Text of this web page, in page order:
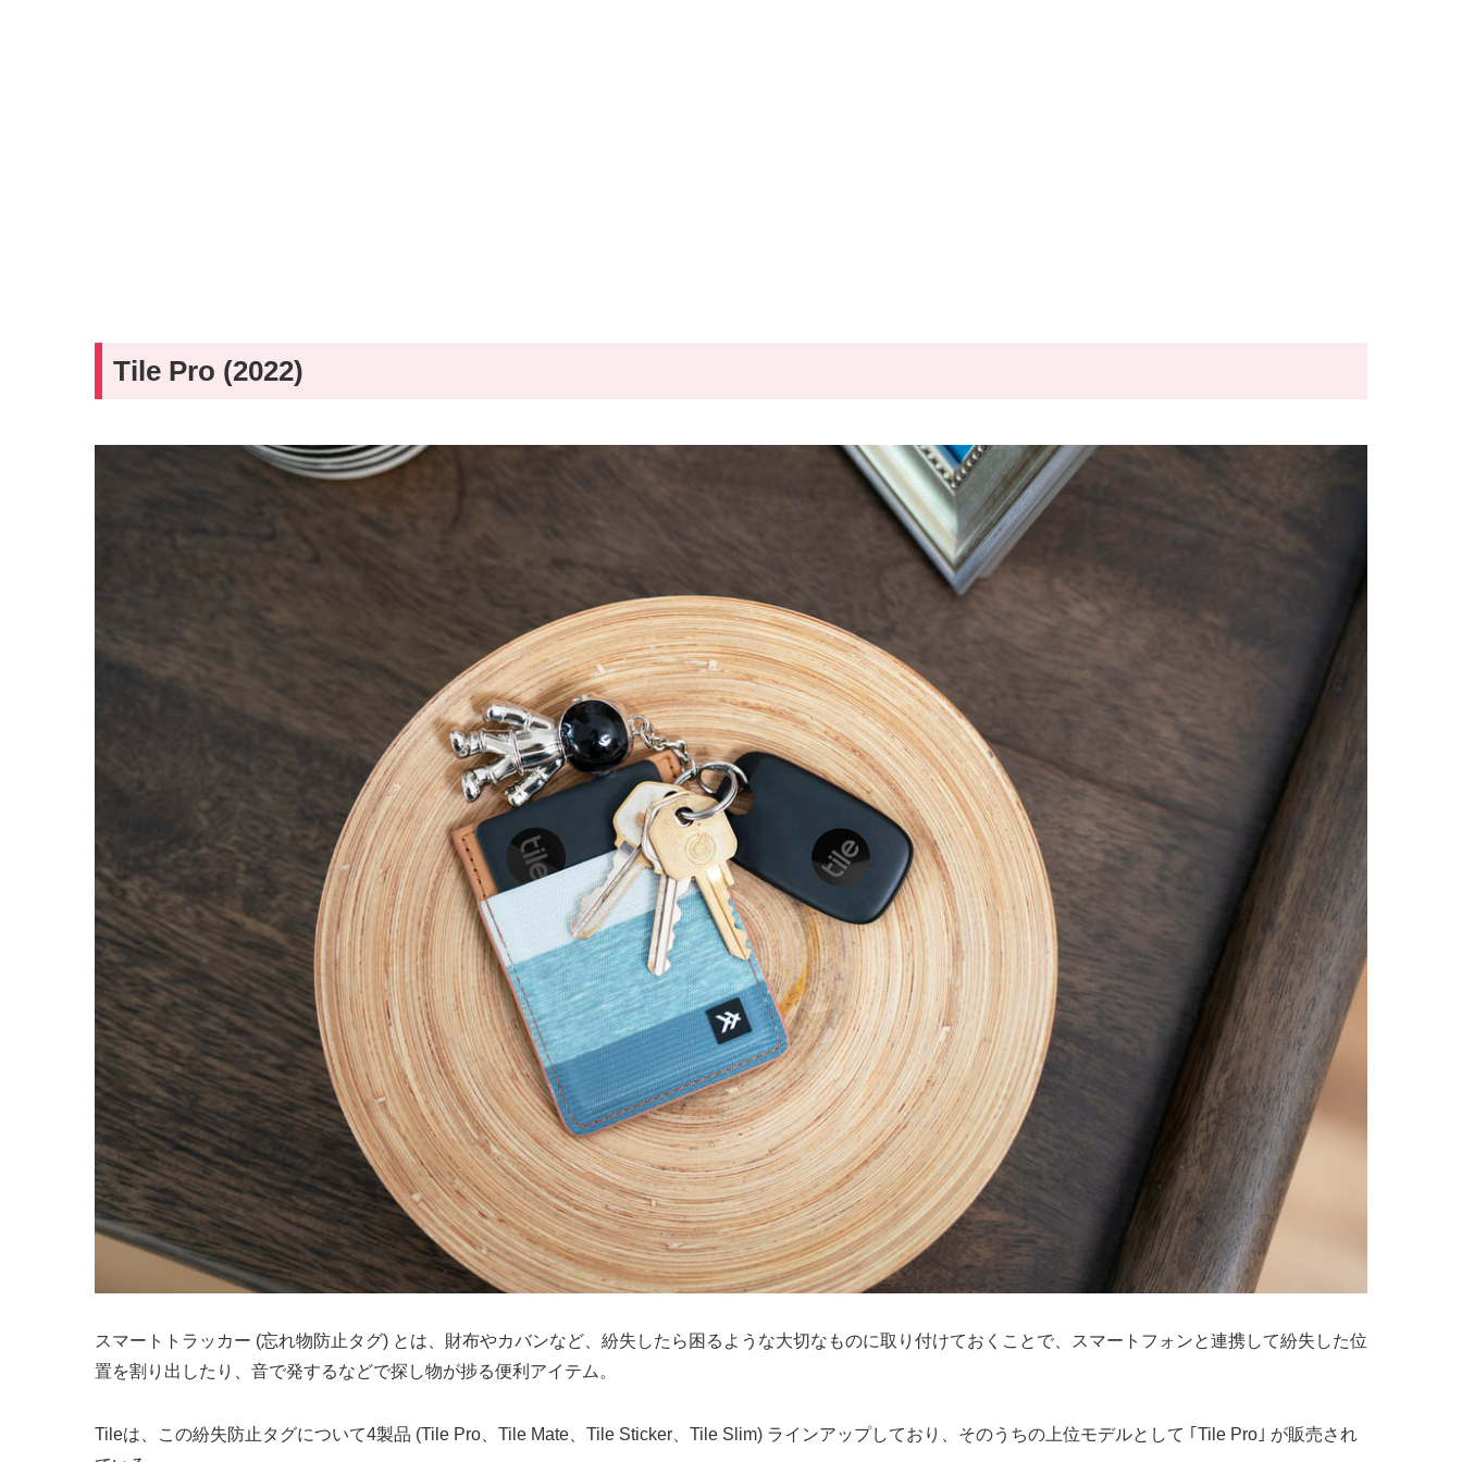
Tile Pro (2022)
スマートトラッカー (忘れ物防止タグ) とは、財布やカバンなど、紛失したら困るような大切なものに取り付けておくことで、スマートフォンと連携して紛失した位
置を割り出したり、音で発するなどで探し物が捗る便利アイテム。
Tileは、この紛失防止タグについて4製品 (Tile Pro、Tile Mate、Tile Sticker、Tile Slim) ラインアップしており、そのうちの上位モデルとして ｢Tile Pro｣ が販売され